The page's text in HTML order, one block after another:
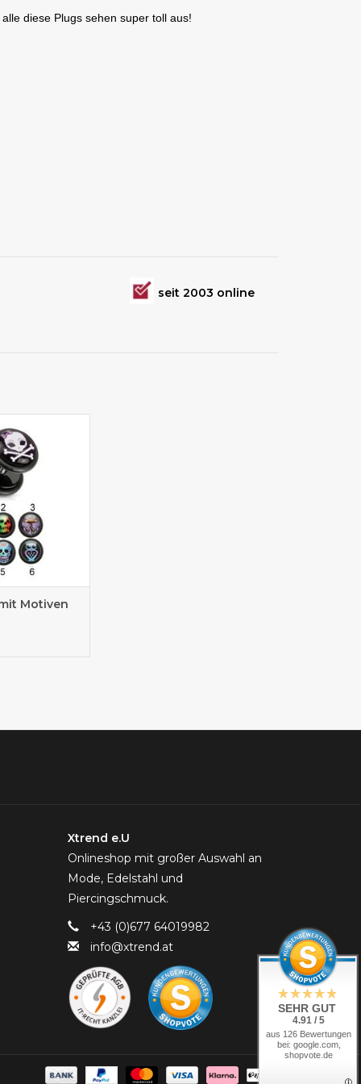
diese Plugs sehen super toll aus!
seit 2003 online
Modellen
Motiven
Xtrend e.U
Onlineshop mit großer Auswahl an
Mode, Edelstahl und
Piercingschmuck.
+43 (0)677 64019982
info@xtrend.at
SEHR GUT
4.91 / 5
aus 126 Bewertungen
bei: google.com,
shopvote.de